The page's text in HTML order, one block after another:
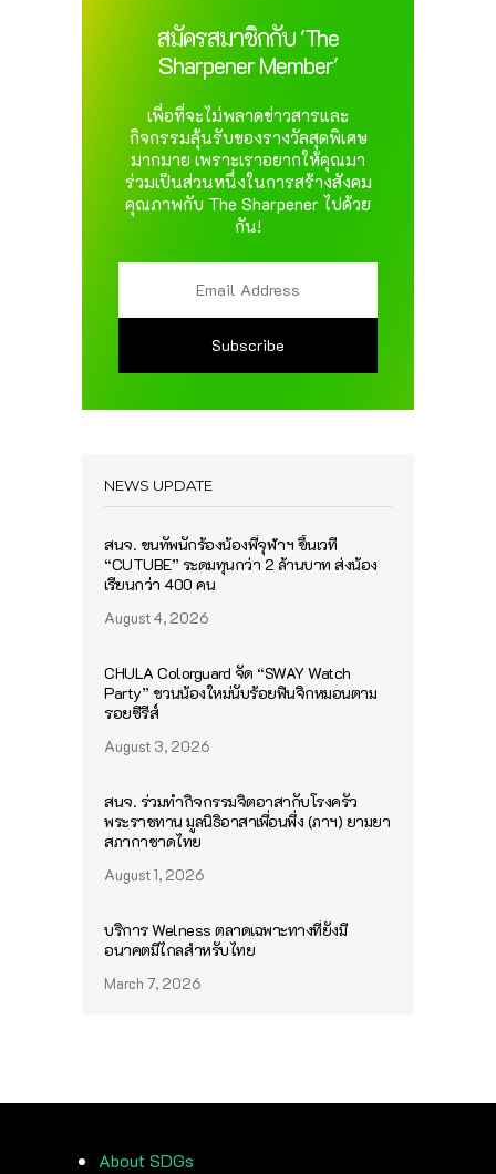
สมัครสมาชิกกับ 'The
Sharpener Member'
เพื่อที่จะไม่พลาดข่าวสารและ
กิจกรรมลุ้นรับของรางวัลสุดพิเศษ
มากมาย เพราะเราอยากให้คุณมา
ร่วมเป็นส่วนหนึ่งในการสร้างสังคม
คุณภาพกับ The Sharpener ไปด้วย
กัน!
NEWS UPDATE
สนจ. ขนทัพนักร้องน้องพี่จุฬาฯ ขึ้นเวที
“CUTUBE” ระดมทุนกว่า 2 ล้านบาท ส่งน้อง
เรียนกว่า 400 คน
August 4, 2026
CHULA Colorguard จัด “SWAY Watch
Party” ชวนน้องใหม่นับร้อยฟินจิกหมอนตาม
รอยซีรีส์
August 3, 2026
สนจ. ร่วมทำกิจกรรมจิตอาสากับโรงครัว
พระราชทาน มูลนิธิอาสาเพื่อนพึ่ง (ภาฯ) ยามยา
สภากาชาดไทย
August 1, 2026
บริการ Welness ตลาดเฉพาะทางที่ยังมี
อนาคตมีไกลสำหรับไทย
March 7, 2026
About SDGs